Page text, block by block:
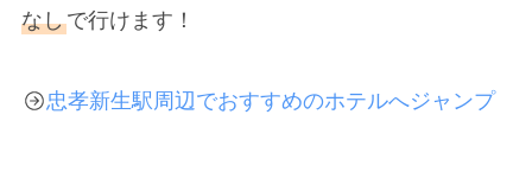
なしで行けます！
忠孝新生駅周辺でおすすめのホテルへジャンプ